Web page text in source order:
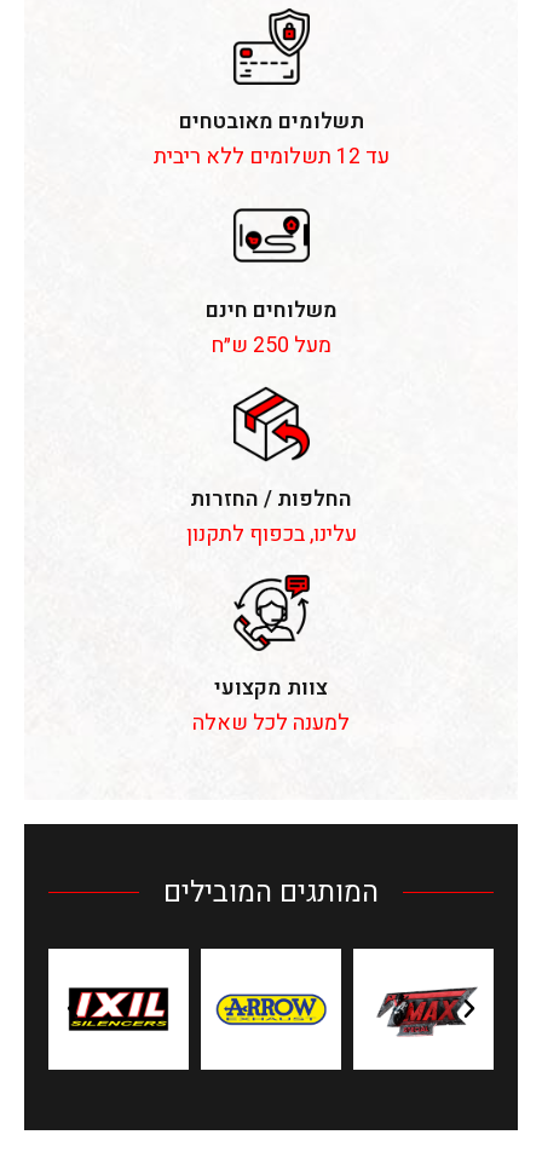
תשלומים מאובטחים
עד 12 תשלומים ללא ריבית
משלוחים חינם
מעל 250 ש״ח
החלפות / החזרות
עלינו, בכפוף לתקנון
צוות מקצועי
למענה לכל שאלה
המותגים המובילים